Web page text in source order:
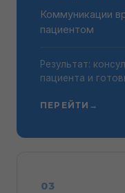
Коммуникации
пациентом
Результат:
пациента и
ПЕРЕЙТИ →
03